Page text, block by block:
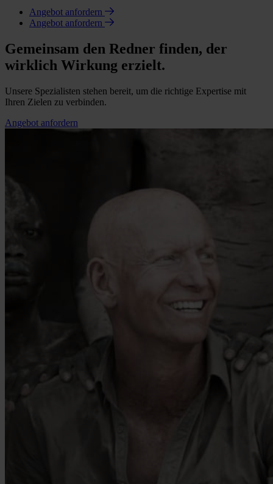
Angebot anfordern
Angebot anfordern
Gemeinsam den Redner finden, der
wirklich Wirkung erzielt.
Unsere Spezialisten stehen bereit, um die richtige Expertise mit
Ihren Zielen zu verbinden.
Angebot anfordern